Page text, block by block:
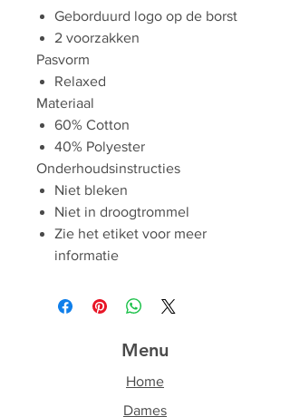
Geborduurd logo op de borst
2 voorzakken
Pasvorm
Relaxed
Materiaal
60% Cotton
40% Polyester
Onderhoudsinstructies
Niet bleken
Niet in droogtrommel
Zie het etiket voor meer
informatie
Menu
Home
Dames